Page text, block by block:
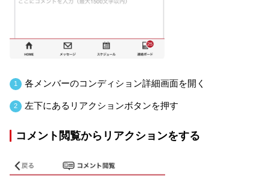
1 各メンバーのコンディション詳細画面を開く
2 左下にあるリアクションボタンを押す
コメント閲覧からリアクションをする